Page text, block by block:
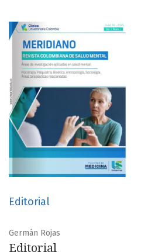
Editorial
Germán Rojas
Editorial